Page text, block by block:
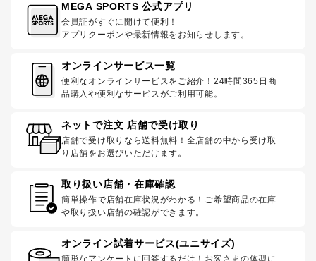
MEGA SPORTS 公式アプリ
会員証がすぐに開けて便利！
アプリクーポンや最新情報をお知らせします。
オンラインサービス一覧
便利なオンラインサービスをご紹介！24時間365日商
品購入や便利なサービスがご利用可能。
ネットで注文 店舗で受け取り
店舗で受け取りなら送料無料！全店舗の中から受け取
り店舗をお選びいただけます。
取り扱い店舗・在庫確認
簡単操作で店舗在庫状況がわかる！ご希望商品の在庫
や取り扱い店舗の確認ができます。
オンライン試着サービス(ユニサイズ)